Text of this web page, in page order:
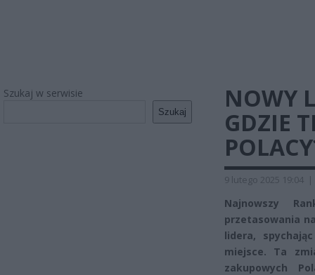
Szukaj w serwisie
Szukaj
NOWY
GDZIE
9 lutego 2025 19:04 |
Najnowszy
przetasowania
lidera,
miejsce. Ta
zakupowych